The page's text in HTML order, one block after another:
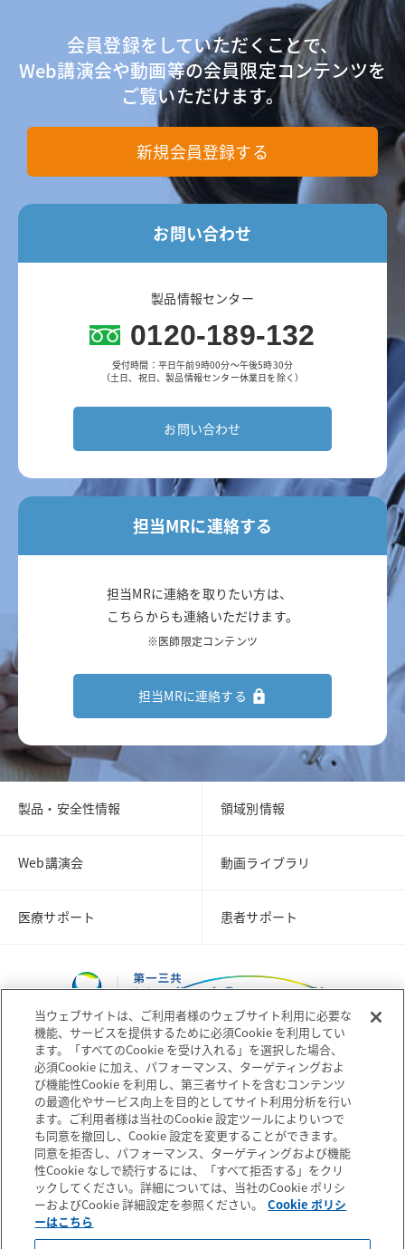
会員登録をしていただくことで、
Web講演会や動画等の会員限定コンテンツを
ご覧いただけます。
新規会員登録する
お問い合わせ
製品情報センター
0120-189-132
受付時間：平日午前9時00分～午後5時30分
（土日、祝日、製品情報センター休業日を除く）
お問い合わせ
担当MRに連絡する
担当MRに連絡を取りたい方は、
こちらからも連絡いただけます。
※医師限定コンテンツ
担当MRに連絡する
製品・安全性情報 領域別情報
Web講演会 動画ライブラリ
医療サポート 患者サポート
コーポレートサイト 企業情報
個人情報の取扱いについて プライバシーポリシー
ソーシャルメディアポリシー ご利用条件
当ウェブサイトは、ご利用者様のウェブサイト利用に必要な
機能、サービスを提供するために必須Cookie を利用してい
ます。「すべてのCookie を受け入れる」を選択した場合、
必須Cookie に加え、パフォーマンス、ターゲティングおよ
び機能性Cookie を利用し、第三者サイトを含むコンテンツ
の最適化やサービス向上を目的としてサイト利用分析を行い
ます。ご利用者様は当社のCookie 設定ツールによりいつで
も同意を撤回し、Cookie 設定を変更することができます。
同意を拒否し、パフォーマンス、ターゲティングおよび機能
性Cookie なしで続行するには、「すべて拒否する」をクリ
ックしてください。詳細については、当社のCookie ポリシ
ーおよびCookie 詳細設定を参照ください。
Cookie ポリシ
ーはこちら